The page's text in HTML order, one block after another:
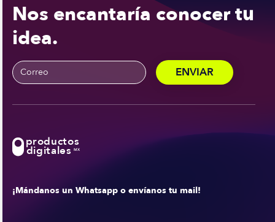
Nos encantaría conocer tu
idea.
productos
digitales MX
¡Mándanos un Whatsapp o envíanos tu mail!